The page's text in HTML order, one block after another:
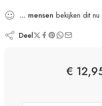
... mensen bekijken dit nu
Deel
€